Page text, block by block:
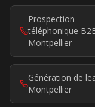
Prospection
téléphonique
Montpellier
Génération de
Montpellier